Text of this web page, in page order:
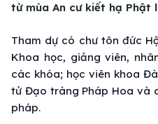
từ mùa An cư kiết hạ Phật
Tham dự có chư tôn đức
Khoa học, giảng viên,
các khóa; học viên khoa
tử Đạo tràng Pháp Hoa và
pháp.